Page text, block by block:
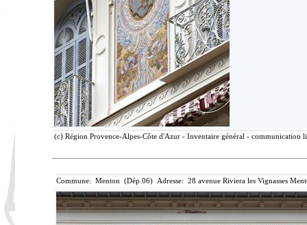
(c) Région Provence-Alpes-Côte d'Azur - Inventaire général - communication
Commune: Menton (Dép.06) Adresse: 28 avenue Riviera les Vignasses